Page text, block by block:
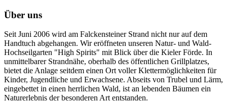
Über uns
Seit Juni 2006 wird am Falckensteiner Strand nicht nur auf dem
Handtuch abgehangen. Wir eröffneten unseren Natur- und Wald-
Hochseilgarten "High Spirits" mit Blick über die Kieler Förde. In
unmittelbarer Strandnähe, oberhalb des öffentlichen Grillplatzes,
bietet die Anlage seitdem einen Ort voller Klettermöglichkeiten für
Kinder, Jugendliche und Erwachsene. Abseits von Trubel und Lärm,
eingebettet in einen herrlichen Wald, ist an lebenden Bäumen ein
Naturerlebnis der besonderen Art entstanden.